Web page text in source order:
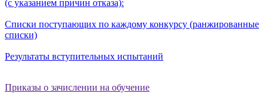
(с указанием причин отказа):
Списки поступающих по каждому конкурсу (ранжированные
списки)
Результаты вступительных испытаний
Приказы о зачислении на обучение